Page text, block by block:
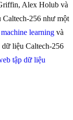
Alex Holub và
Caltech-256 như một
machine learning và
liệu Caltech-256
tập dữ liệu